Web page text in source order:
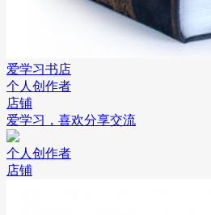
爱学习书店
个人创作者
店铺
爱学习，喜欢分享交流
个人创作者
店铺